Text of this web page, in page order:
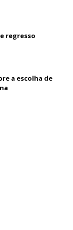
regresso
a escolha de